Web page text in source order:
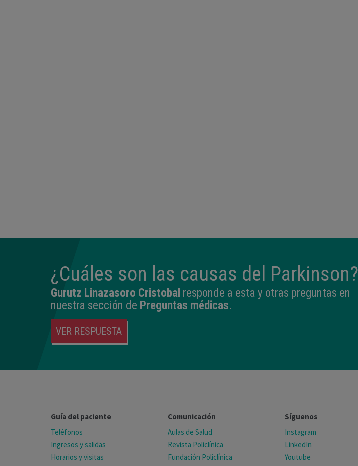
¿Cuáles son las causas del Parkinson?
Gurutz Linazasoro Cristobal responde a esta y otras preguntas en
nuestra sección de Preguntas médicas.
VER RESPUESTA
Guía del paciente
Teléfonos
Ingresos y salidas
Horarios y visitas
Comunicación
Aulas de Salud
Revista Policlínica
Fundación Policlínica
Síguenos
Instagram
LinkedIn
Youtube